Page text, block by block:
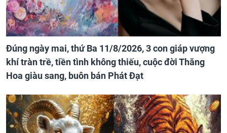
Đúng ngày mai, thứ Ba 11/8/2026, 3 con giáp vượng
khí tràn trề, tiền tình không thiếu, cuộc đời Thăng
Hoa giàu sang, buôn bán Phát Đạt